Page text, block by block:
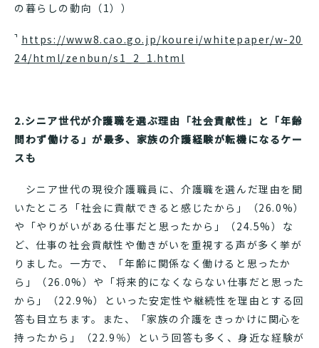
の暮らしの動向（1））
https://www8.cao.go.jp/kourei/whitepaper/w-20
24/html/zenbun/s1_2_1.html
2.シニア世代が介護職を選ぶ理由「社会貢献性」と「年齢
問わず働ける」が最多、家族の介護経験が転機になるケー
スも
シニア世代の現役介護職員に、介護職を選んだ理由を聞
いたところ「社会に貢献できると感じたから」（26.0%）
や「やりがいがある仕事だと思ったから」（24.5%）な
ど、仕事の社会貢献性や働きがいを重視する声が多く挙が
りました。一方で、「年齢に関係なく働けると思ったか
ら」（26.0%）や「将来的になくならない仕事だと思った
から」（22.9%）といった安定性や継続性を理由とする回
答も目立ちます。また、「家族の介護をきっかけに関心を
持ったから」（22.9％）という回答も多く、身近な経験が